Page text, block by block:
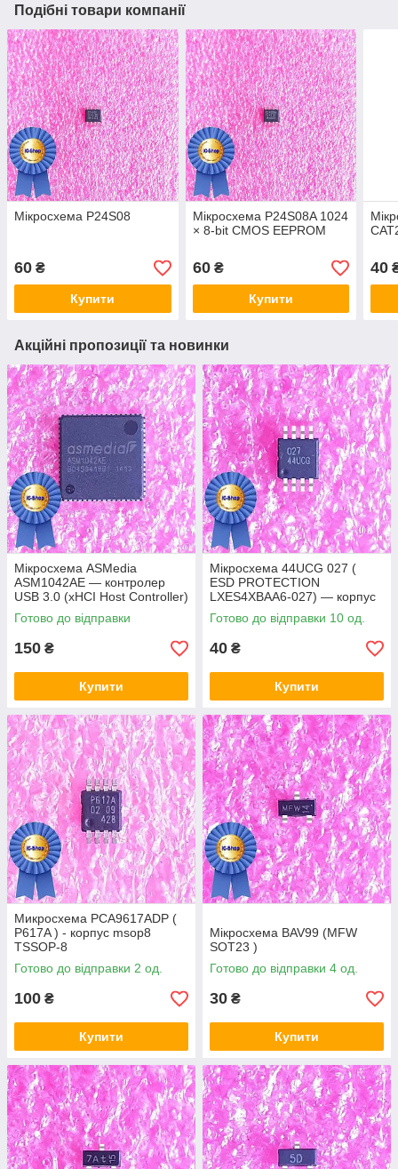
Подібні товари компанії
Мікросхема P24S08
60 ₴
Купити
Мікросхема P24S08A 1024
× 8-bit CMOS EEPROM
60₴
Купити
40
Акційні пропозиції та новинки
Мікросхема ASMedia
ASM1042AE — контролер
USB 3.0 (xHCI Host Controller)
Готово до відправки
150 ₴
Купити
Мікросхема 44UCG 027 (
ESD PROTECTION
LXES4XBAA6-027) — корпус
msop8
Готово до відправки 10 од.
40 ₴
Купити
Микросхема PCA9617ADP (
P617A ) - корпус msop8
TSSOP-8
Готово до відправки 2 од.
100 ₴
Купити
Мікросхема BAV99 (MFW
SOT23 )
Готово до відправки 4 од.
30 ₴
Купити